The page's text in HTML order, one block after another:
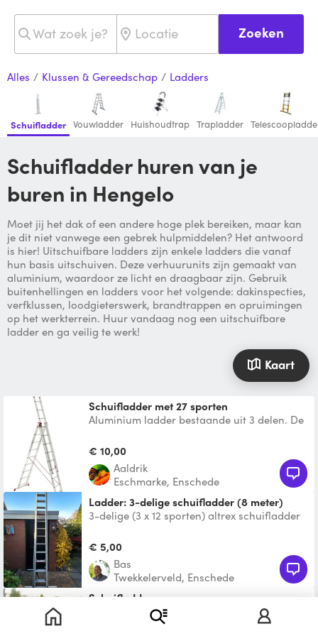
Zoeken
Alles / Klussen & Gereedschap / Ladders
Schuifladder Vouwladder Huishoudtrap Trapladder
Schuifladder huren van je
buren in Hengelo
Moet jij het dak of een andere hoge plek bereiken, maar kan
je dit niet vanwege een gebrek hulpmiddelen? Het antwoord
is hier! Uitschuifbare ladders zijn enkele ladders die vanaf
hun basis uitschuiven. Deze verhuurunits zijn gemaakt van
aluminium, waardoor ze licht en draagbaar zijn. Gebruik
buitenhellingen en ladders voor het volgende: dakinspecties,
verfklussen, loodgieterswerk, brandtrappen en opruimingen
op het werkterrein. Huur vandaag nog een uitschuifbare
ladder en ga veilig te werk!
Kaart
Schuifladder met 27 sporten
Aluminium ladder bestaande uit 3 delen. De
gebruiken,
€ 10,00
Aaldrik
Eschmarke, Enschede
Ladder: 3-delige schuifladder (8 meter)
3-delige (3 x 12 sporten) altrex schuifladder
Maximale
€ 5,00
Bas
Twekkelerveld, Enschede
Schuifladder